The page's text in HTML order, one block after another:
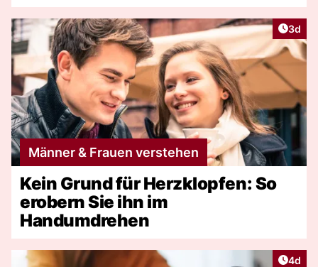
3d
Männer & Frauen verstehen
Kein Grund für Herzklopfen: So
erobern Sie ihn im
Handumdrehen
4d